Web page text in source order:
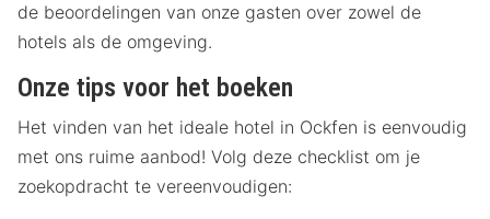
de beoordelingen van onze gasten over zowel de
hotels als de omgeving.
Onze tips voor het boeken
Het vinden van het ideale hotel in Ockfen is eenvoudig
met ons ruime aanbod! Volg deze checklist om je
zoekopdracht te vereenvoudigen: